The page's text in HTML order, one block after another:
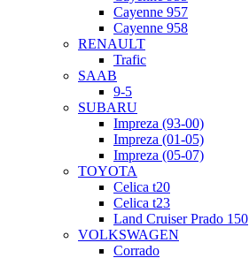
Cayenne 957
Cayenne 958
RENAULT
Trafic
SAAB
9-5
SUBARU
Impreza (93-00)
Impreza (01-05)
Impreza (05-07)
TOYOTA
Celica t20
Celica t23
Land Cruiser Prado 150
VOLKSWAGEN
Corrado